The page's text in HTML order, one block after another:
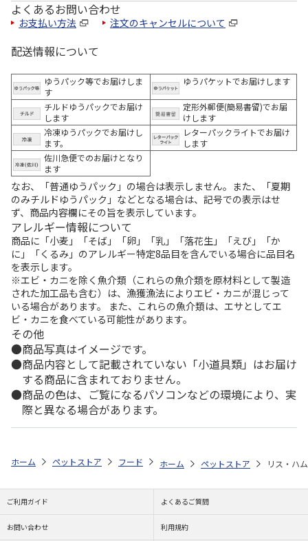
よくあるお問い合わせ
お支払い方法 注文のキャンセルについて
配送情報について
ゆうパック等でお届けしま
す
ゆうパケットでお届けします
チルドゆうパックでお届け
します
定形外郵便(簡易書留)でお届
けします
冷凍ゆうパックでお届けし
ます。
レターパックライトでお届け
します
佐川急便でのお届けとなり
ます
なお、「普通ゆうパック」の場合は表示しません。また、「夏期
のみチルドゆうパック」などとなる場合は、記号での表示はせ
ず、商品内容欄にその旨を表示しています。
アレルギー情報について
商品に「小麦」「そば」「卵」「乳」「落花生」「えび」「か
に」「くるみ」のアレルギー特定8品目を含んでいる場合に品目名
を表示します。
※エビ・カニを除く魚介類（これらの魚介類を原材料として製造
された加工品も含む）は、漁獲漁法によりエビ・カニが混じって
いる場合があります。 また、これらの魚介類は、エサとしてエ
ビ・カニを食べている可能性があります。
その他
商品写真はイメージです。
商品内容として記載されていない「小道具類」はお届け
する商品に含まれておりません。
商品の色は、ご覧になるパソコンなどの環境により、実
際と異なる場合があります。
ホーム ペットストア フード フード（小動物用） リス リス
ホーム ペットストア リス・ハ
ご利用ガイド よくあるご質問
お問い合わせ 利用規約